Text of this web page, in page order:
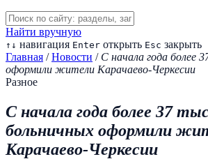
Найти вручную
↑ ↓ навигация Enter открыть Esc закрыть
Главная / Новости / С начала года более
оформили жители Карачаево-Черкесии
Разное
С начала года более 37
больничных оформили
Карачаево-Черкесии